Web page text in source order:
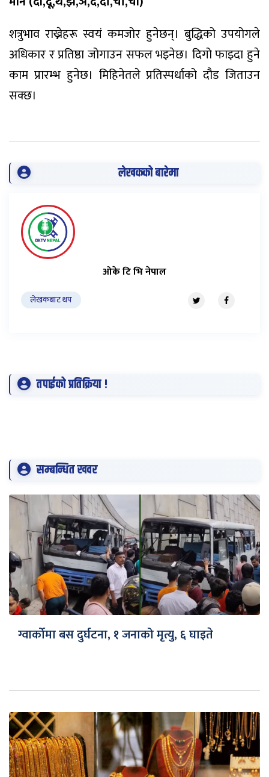
शत्रुभाव राख्नेहरू स्वयं कमजोर हुनेछन्। बुद्धिको उपयोगले
अधिकार र प्रतिष्ठा जोगाउन सफल भइनेछ। दिगो फाइदा हुने
काम प्रारम्भ हुनेछ। मिहिनेतले प्रतिस्पर्धाको दौड जिताउन
सक्छ।
लेखकको बारेमा
ओके टि भि नेपाल
लेखकबाट थप
तपाईको प्रतिक्रिया !
सम्बन्धित खवर
ग्वार्कोमा बस दुर्घटना, १ जनाको मृत्यु, ६ घाइते